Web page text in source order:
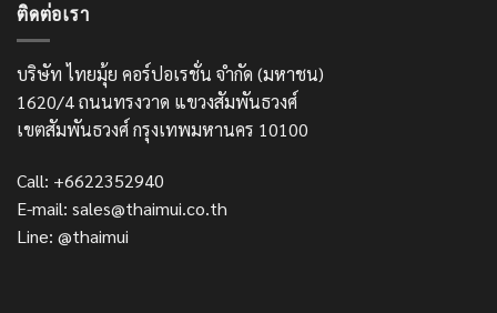
ติดต่อเรา
บริษัท ไทยมุ้ย คอร์ปอเรชั่น จำกัด (มหาชน)
1620/4 ถนนทรงวาด แขวงสัมพันธวงศ์
เขตสัมพันธวงศ์ กรุงเทพมหานคร 10100
Call: +6622352940
E-mail: sales@thaimui.co.th
Line: @thaimui